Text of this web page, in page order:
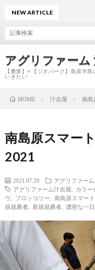
アグリファーム
【農業】× 【ジオパーク】島原半
いきたい
NEW ARTICLE
HOME 汁吉屋 南島
南島原スマー
2021
2021.07.29 アグリファーム
アグリファーム汁吉屋
カラー
ウ
ブロッコリー 南島原スマー
規就農者
新規就農者 濃密な一日